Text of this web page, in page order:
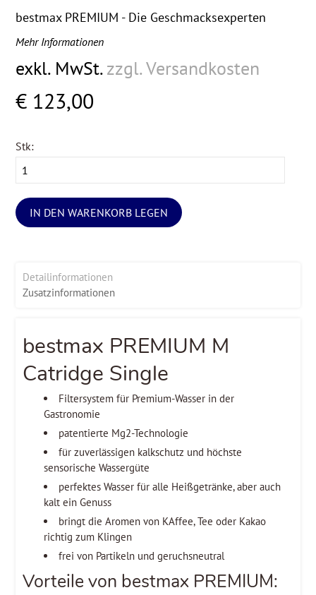
bestmax PREMIUM - Die Geschmacksexperten
Mehr Informationen
exkl. MwSt.zzgl. Versandkosten
€ 123,00
Stk:
IN DEN WARENKORB LEGEN
Detailinformationen
Zusatzinformationen
bestmax PREMIUM M
Catridge Single
Filtersystem für Premium-Wasser in der
Gastronomie
patentierte Mg2-Technologie
für zuverlässigen kalkschutz und höchste
sensorische Wassergüte
perfektes Wasser für alle Heißgetränke, aber auch
kalt ein Genuss
bringt die Aromen von KAffee, Tee oder Kakao
richtig zum Klingen
frei von Partikeln und geruchsneutral
Vorteile von bestmax PREMIUM: